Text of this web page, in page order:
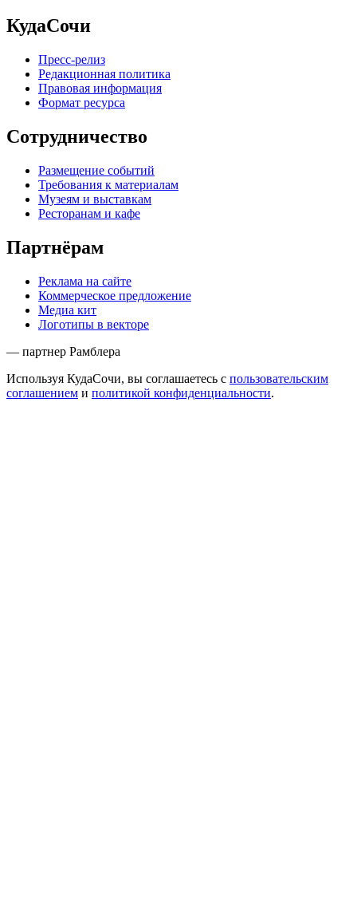
КудаСочи
Пресс-релиз
Редакционная политика
Правовая информация
Формат ресурса
Сотрудничество
Размещение событий
Требования к материалам
Музеям и выставкам
Ресторанам и кафе
Партнёрам
Реклама на сайте
Коммерческое предложение
Медиа кит
Логотипы в векторе
— партнер Рамблера
Используя КудаСочи, вы соглашаетесь с пользовательским
соглашением и политикой конфиденциальности.